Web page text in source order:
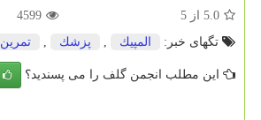
5.0 از 5
4599
تگهای خبر:
المپیك پزشك تمرین
این مطلب انجمن گلف را می پسندید؟